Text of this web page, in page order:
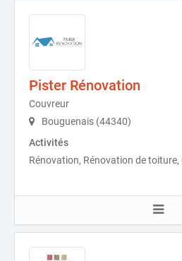
Pister Rénovation
Couvreur
Bouguenais (44340)
Activités
Rénovation, Rénovation de toiture,